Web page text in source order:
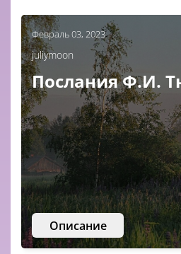
Февраль 03, 2023
juliymoon
Послания Ф.И.
Описание